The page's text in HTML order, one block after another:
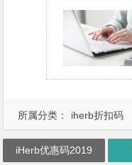
所属分类： iherb折扣码
iHerb优惠码2019